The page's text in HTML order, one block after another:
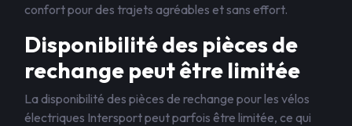
confort pour des trajets agréables et sans effort.
Disponibilité des pièces de
rechange peut être limitée
La disponibilité des pièces de rechange pour les vélos
électriques Intersport peut parfois être limitée, ce qui